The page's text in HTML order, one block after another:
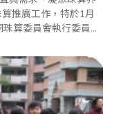
推廣工作，特於1月
算委員會執行委員暨
學評鑑、海峽兩岸珠
大會、全國心算比賽